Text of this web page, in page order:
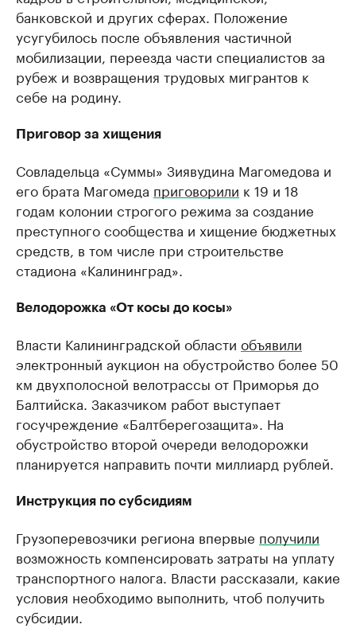
банковской и других сферах. Положение
усугубилось после объявления частичной
мобилизации, переезда части специалистов за
рубеж и возвращения трудовых мигрантов к
себе на родину.
Приговор за хищения
Совладельца «Суммы» Зиявудина Магомедова и
его брата Магомеда приговорили к 19 и 18
годам колонии строгого режима за создание
преступного сообщества и хищение бюджетных
средств, в том числе при строительстве
стадиона «Калининград».
Велодорожка «От косы до косы»
Власти Калининградской области объявили
электронный аукцион на обустройство более 50
км двухполосной велотрассы от Приморья до
Балтийска. Заказчиком работ выступает
госучреждение «Балтберегозащита». На
обустройство второй очереди велодорожки
планируется направить почти миллиард рублей.
Инструкция по субсидиям
Грузоперевозчики региона впервые получили
возможность компенсировать затраты на уплату
транспортного налога. Власти рассказали, какие
условия необходимо выполнить, чтоб получить
субсидии.